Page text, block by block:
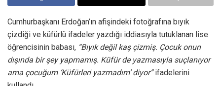
Cumhurbaşkanı Erdoğan’ın afişindeki fotoğrafına bıyık
çizdiği ve küfürlü ifadeler yazdığı iddiasıyla tutuklanan lise
öğrencisinin babası, “Bıyık değil kaş çizmiş. Çocuk onun
dışında bir şey yapmamış. Küfür de yazmasıyla suçlanıyor
ama çocuğum ‘Küfürleri yazmadım’ diyor”ifadelerini